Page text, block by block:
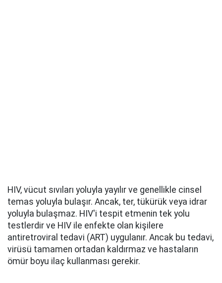
HIV, vücut sıvıları yoluyla yayılır ve genellikle cinsel
temas yoluyla bulaşır. Ancak, ter, tükürük veya idrar
yoluyla bulaşmaz. HIV'i tespit etmenin tek yolu
testlerdir ve HIV ile enfekte olan kişilere
antiretroviral tedavi (ART) uygulanır. Ancak bu tedavi,
virüsü tamamen ortadan kaldırmaz ve hastaların
ömür boyu ilaç kullanması gerekir.